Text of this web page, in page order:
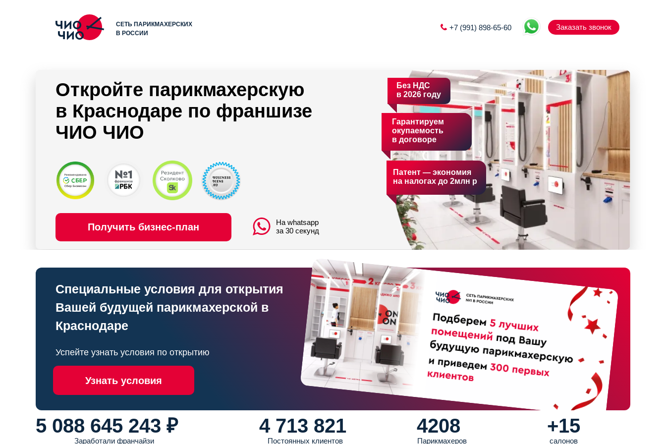
СЕТЬ ПАРИКМАХЕРСКИХ
В РОССИИ
Заказать звонок
+7 (991) 898-65-60
Откройте парикмахерскую
в Краснодаре по франшизе
ЧИО ЧИО
Патент — экономия
на налогах до 2млн р
Гарантируем
окупаемость
в договоре
Без НДС
в 2026 году
На whatsapp
за 30 секунд
Получить бизнес-план
Успейте узнать условия по открытию
Специальные условия для открытия
Вашей будущей парикмахерской в
Краснодаре
Узнать условия
+15
cалонов
5 088 645 243 ₽
Заработали франчайзи
4208
Парикмахеров
4 713 821
Постоянных клиентов